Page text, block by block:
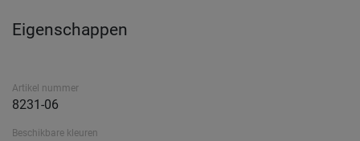
Eigenschappen
Artikel nummer
8231-06
Beschikbare kleuren